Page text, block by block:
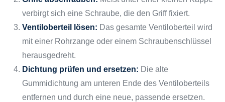
verbirgt sich eine Schraube, die den Griff fixiert.
Ventiloberteil lösen: Das gesamte Ventiloberteil wird
mit einer Rohrzange oder einem Schraubenschlüssel
herausgedreht.
Dichtung prüfen und ersetzen: Die alte
Gummidichtung am unteren Ende des Ventiloberteils
entfernen und durch eine neue, passende ersetzen.